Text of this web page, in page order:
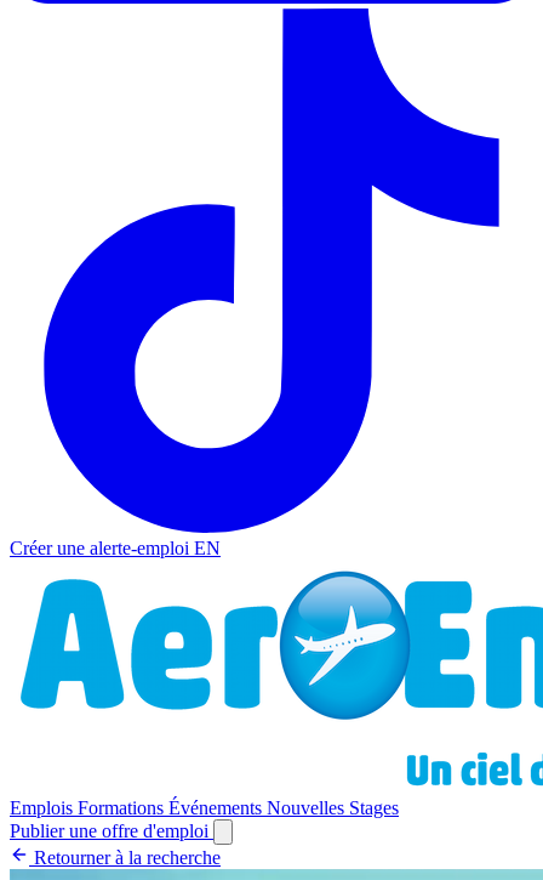
Créer une alerte-emploi EN
Emplois Formations Événements Nouvelles Stages
Publier une offre d'emploi
Retourner à la recherche